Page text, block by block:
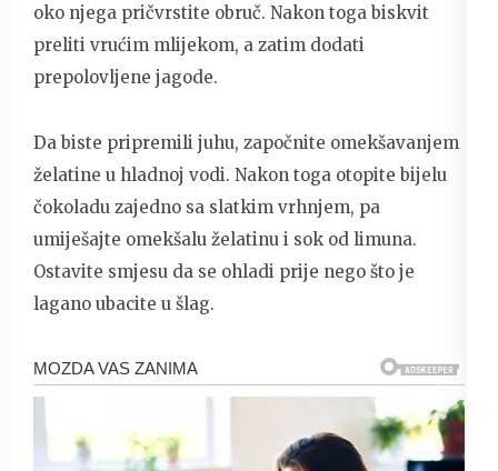
oko njega pričvrstite obruč. Nakon toga biskvit
preliti vrućim mlijekom, a zatim dodati
prepolovljene jagode.
Da biste pripremili juhu, započnite omekšavanjem
želatine u hladnoj vodi. Nakon toga otopite bijelu
čokoladu zajedno sa slatkim vrhnjem, pa
umiješajte omekšalu želatinu i sok od limuna.
Ostavite smjesu da se ohladi prije nego što je
lagano ubacite u šlag.